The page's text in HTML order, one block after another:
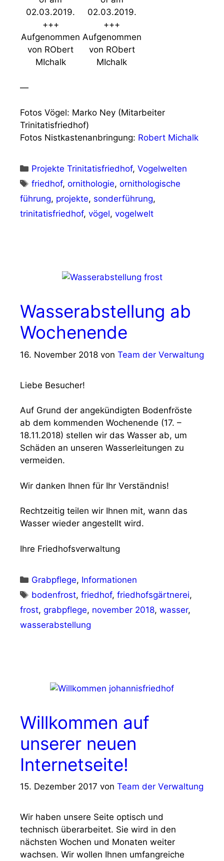
02.03.2019.
+++
Aufgenommen
von RObert
MIchalk
02.03.2019.
+++
Aufgenommen
von RObert
MIchalk
—
Fotos Vögel: Marko Ney (Mitarbeiter
Trinitatisfriedhof)
Fotos Nistkastenanbringung: Robert Michalk
Kategorien
Projekte Trinitatisfriedhof,Vogelwelten
Schlagwörter
friedhof,ornithologie,ornithologische
führung, projekte, sonderführung,
trinitatisfriedhof, vögel, vogelwelt
Wasserabstellung ab
Wochenende
16. November 2018 von Team der Verwaltung
Liebe Besucher!
Auf Grund der angekündigten Bodenfröste
ab dem kommenden Wochenende (17. –
18.11.2018) stellen wir das Wasser ab, um
Schäden an unseren Wasserleitungen zu
vermeiden.
Wir danken Ihnen für Ihr Verständnis!
Rechtzeitig teilen wir Ihnen mit, wann das
Wasser wieder angestellt wird.
Ihre Friedhofsverwaltung
Kategorien
Grabpflege, Informationen
Schlagwörter
bodenfrost,friedhof,friedhofsgärtnerei,
frost, grabpflege, november 2018, wasser,
wasserabstellung
Willkommen auf
unserer neuen
Internetseite!
15. Dezember 2017 von Team der Verwaltung
Wir haben unsere Seite optisch und
technisch überarbeitet. Sie wird in den
nächsten Wochen und Monaten weiter
wachsen. Wir wollen Ihnen umfangreiche